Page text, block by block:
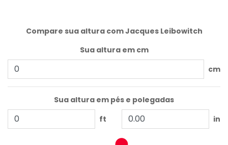
Compare sua altura com Jacques Leibowitch
Sua altura em cm
cm
Sua altura em pés e polegadas
ft
in